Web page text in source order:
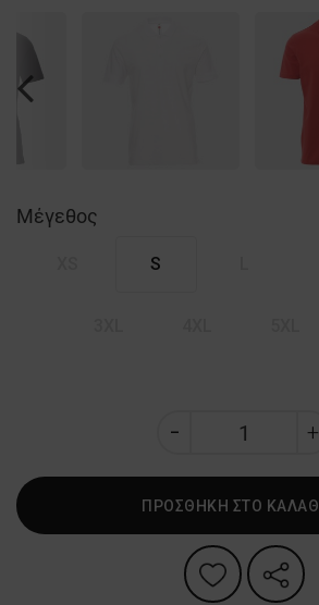
Previous
Μέγεθος
S
ΠΡΟΣΘΗΚΗ ΣΤΟ ΚΑΛΑΘΙ